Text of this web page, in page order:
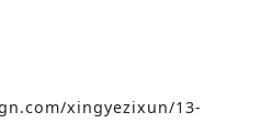
xingyezixun/13-